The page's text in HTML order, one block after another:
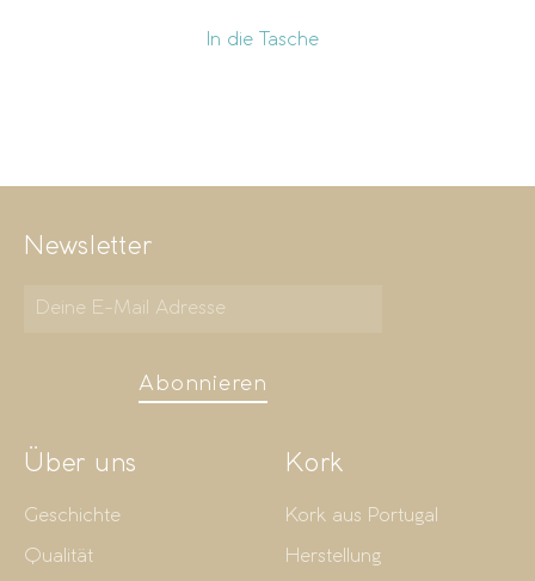
In die Tasche
Newsletter
Abonnieren
Über uns
Geschichte
Qualität
Kork
Kork aus Portugal
Herstellung